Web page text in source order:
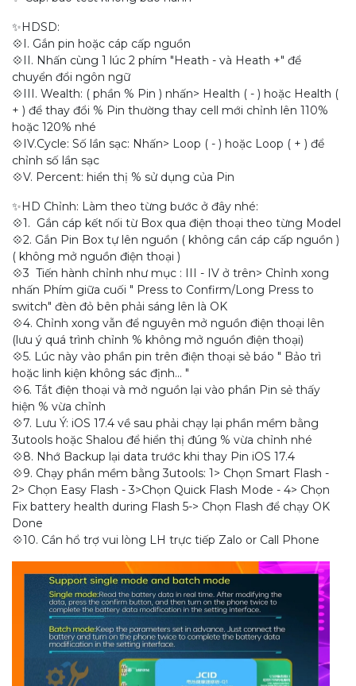
✨HDSD:
💠I. Gắn pin hoặc cáp cấp nguồn
💠II. Nhấn cùng 1 lúc 2 phím "Heath - và Heath +" để
chuyển đổi ngôn ngữ
💠III. Wealth: ( phần % Pin ) nhấn> Health ( - ) hoặc Health (
+ ) để thay đổi % Pin thường thay cell mới chỉnh lên 110%
hoặc 120% nhé
💠IV.Cycle: Số lần sạc: Nhấn> Loop ( - ) hoặc Loop ( + ) để
chỉnh số lần sạc
💠V. Percent: hiển thị % sử dụng của Pin
✨HD Chỉnh: Làm theo từng bước ở đây nhé:
💠1. Gắn cáp kết nối từ Box qua điện thoại theo từng Model
💠2. Gắn Pin Box tự lên nguồn ( không cần cáp cấp nguồn )
( không mở nguồn điện thoại )
💠3 Tiến hành chỉnh như mục : III - IV ở trên> Chỉnh xong
nhấn Phím giữa cuối " Press to Confirm/Long Press to
switch" đèn đỏ bên phải sáng lên là OK
💠4. Chỉnh xong vẫn để nguyên mở nguồn điện thoại lên
(lưu ý quá trình chỉnh % không mở nguồn điện thoại)
💠5. Lúc này vào phần pin trên điện thoại sẻ báo " Bảo trì
hoặc linh kiện không sác định... "
💠6. Tắt điện thoại và mở nguồn lại vào phần Pin sẻ thấy
hiện % vừa chỉnh
💠7. Lưu Ý: iOS 17.4 về sau phải chạy lại phần mềm bằng
3utools hoặc Shalou để hiển thị đúng % vừa chỉnh nhé
💠8. Nhớ Backup lại data trước khi thay Pin iOS 17.4
💠9. Chạy phần mềm bằng 3utools: 1> Chọn Smart Flash -
2> Chọn Easy Flash - 3>Chọn Quick Flash Mode - 4> Chọn
Fix battery health during Flash 5-> Chọn Flash để chạy OK
Done
💠10. Cần hổ trợ vui lòng LH trực tiếp Zalo or Call Phone